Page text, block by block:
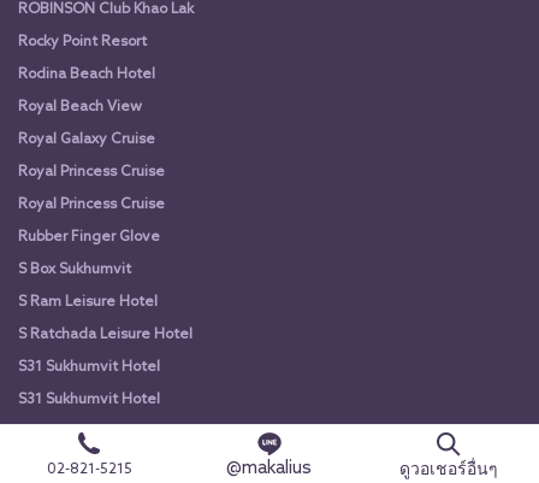
ROBINSON Club Khao Lak
Rocky Point Resort
Rodina Beach Hotel
Royal Beach View
Royal Galaxy Cruise
Royal Princess Cruise
Royal Princess Cruise
Rubber Finger Glove
S Box Sukhumvit
S Ram Leisure Hotel
S Ratchada Leisure Hotel
S31 Sukhumvit Hotel
S31 Sukhumvit Hotel
Samsara Hotel Pattaya
Samsen Street Hotel
02-821-5215 @makalius ดูวอเชอร์อื่นๆ